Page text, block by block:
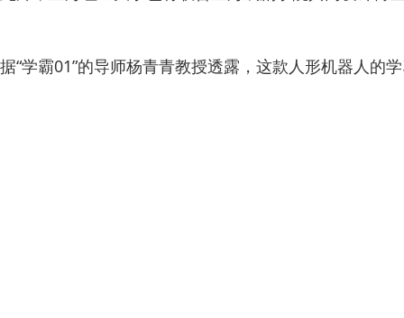
据“学霸01”的导师杨青青教授透露，这款人形机器人的